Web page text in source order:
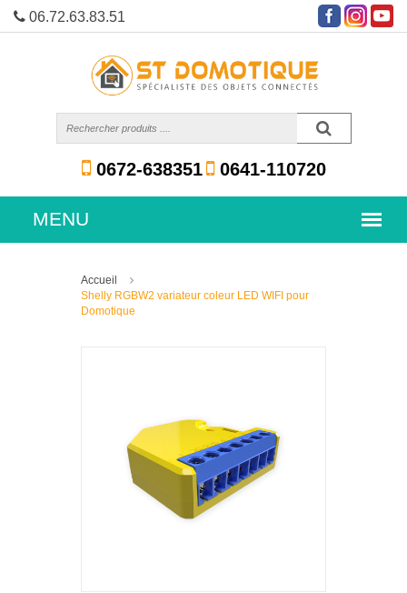
06.72.63.83.51
0672-638351 0641-110720
Accueil
Shelly RGBW2 variateur coleur LED WIFI pour
Domotique